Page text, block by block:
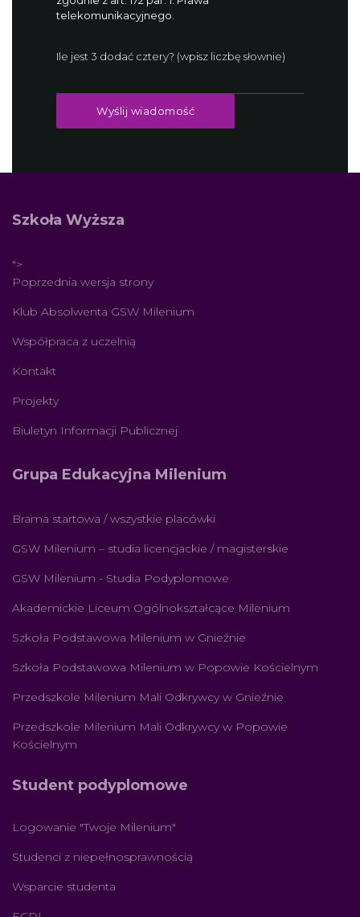
telekomunikacyjnego.
Ile jest 3 dodać cztery? (wpisz liczbę słownie)
Wyślij wiadomość
Szkoła Wyższa
">
Poprzednia wersja strony
Klub Absolwenta GSW Milenium
Współpraca z uczelnią
Kontakt
Projekty
Biuletyn Informacji Publicznej
Grupa Edukacyjna Milenium
Brama startowa / wszystkie placówki
GSW Milenium – studia licencjackie / magisterskie
GSW Milenium - Studia Podyplomowe
Akademickie Liceum Ogólnokształcące Milenium
Szkoła Podstawowa Milenium w Gnieźnie
Szkoła Podstawowa Milenium w Popowie Kościelnym
Przedszkole Milenium Mali Odkrywcy w Gnieźnie
Przedszkole Milenium Mali Odkrywcy w Popowie
Kościelnym
Student podyplomowe
Logowanie "Twoje Milenium"
Studenci z niepełnosprawnością
Wsparcie studenta